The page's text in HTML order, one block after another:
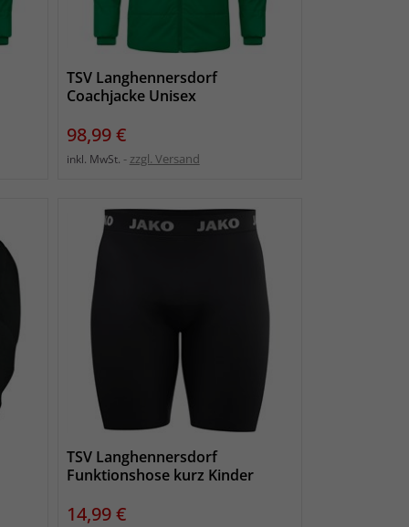
TSV Langhennersdorf
Coachjacke Unisex
Preis
98,99 €
inkl. MwSt. zzgl. Versand
TSV Langhennersdorf
Funktionshose kurz Kinder
Preis
14,99 €